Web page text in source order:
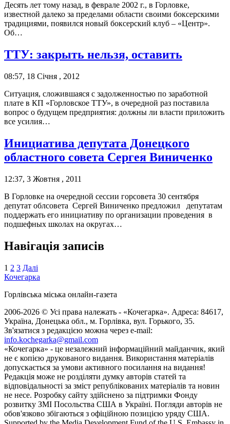
Десять лет тому назад, в феврале 2002 г., в Горловке,
известной далеко за пределами области своими боксерскими
традициями, появился новый боксерский клуб – «Центр».
Об…
ТТУ: закрыть нельзя, оставить
08:57, 18 Січня , 2012
Ситуация, сложившаяся с задолженностью по заработной
плате в КП «Горловское ТТУ», в очередной раз поставила
вопрос о будущем предприятия: должны ли власти приложить
все усилия…
Инициатива депутата Донецкого
областного совета Сергея Виниченко
12:37, 3 Жовтня , 2011
В Горловке на очередной сессии горсовета 30 сентября
депутат облсовета Сергей Виниченко предложил депутатам
поддержать его инициативу по организации проведения в
подшефных школах на округах…
Навігація записів
1 2 3 Далі
Кочегарка
Горлівська міська онлайн-газета
2006-2026 © Усі права належать - «Кочегарка». Адреса: 84617,
Україна, Донецька обл., м. Горлівка, вул. Горького, 35.
Зв'язатися з редакцією можна через e-mail:
info.kochegarka@gmail.com
«Кочегарка» - це незалежний інформаційний майданчик, який
не є копією друкованого видання. Використання матеріалів
допускається за умови активного посилання на видання!
Редакція може не розділяти думку авторів статей та
відповідальності за зміст републікованих матеріалів та новин
не несе. Розробку сайту здійснено за підтримки Фонду
розвитку ЗМІ Посольства США в Україні. Погляди авторів не
обов'язково збігаються з офіційною позицією уряду США.